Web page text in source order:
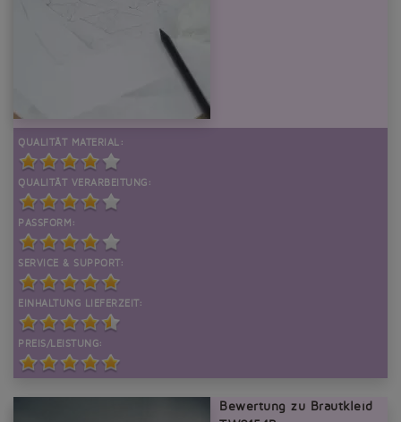
QUALITÄT MATERIAL:
QUALITÄT VERARBEITUNG:
PASSFORM:
SERVICE & SUPPORT:
EINHALTUNG LIEFERZEIT:
PREIS/LEISTUNG:
Bewertung zu Brautkleid